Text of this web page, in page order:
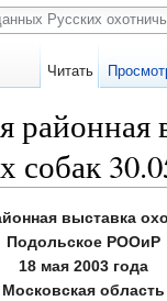
районная
собак
выставка
Подольское РООиР
18 мая 2003 года
Московская область
Читать